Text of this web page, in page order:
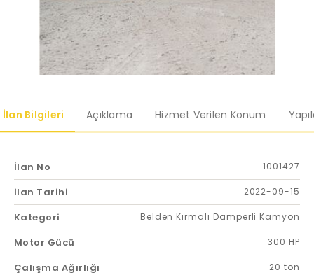
İlan Bilgileri Açıklama Hizmet Verilen Konum
İlan No 1001427
İlan Tarihi 2022-09-15
Kategori Belden Kırmalı Damperli Kamyon
Motor Gücü 300 HP
Çalışma Ağırlığı 20 ton